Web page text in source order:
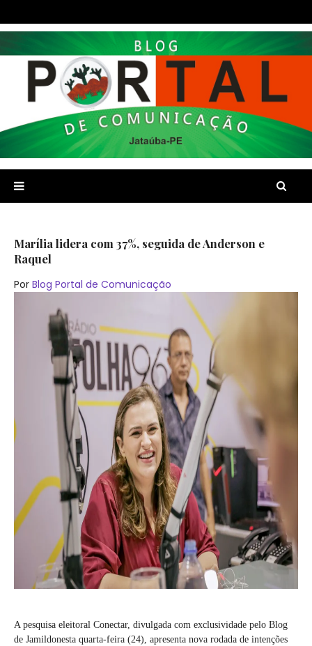
Marília lidera com 37%, seguida de Anderson e
Raquel
Por Blog Portal de Comunicação
A pesquisa eleitoral Conectar, divulgada com exclusividade pelo Blog
de Jamildonesta quarta-feira (24), apresenta nova rodada de intenções